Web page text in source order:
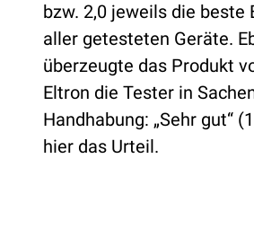
bzw. 2,0 jeweils die beste
aller getesteten Geräte.
überzeugte das Produkt
Eltron die Tester in
Handhabung: „Sehr gut“
hier das Urteil.